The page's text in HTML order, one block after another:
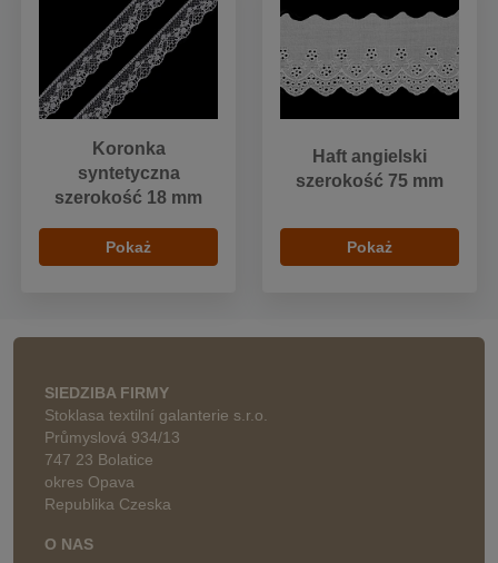
Koronka
syntetyczna
szerokość 18 mm
Pokaż
Haft angielski
szerokość 75 mm
Pokaż
SIEDZIBA FIRMY
Stoklasa textilní galanterie s.r.o.
Průmyslová 934/13
747 23 Bolatice
okres Opava
Republika Czeska
O NAS